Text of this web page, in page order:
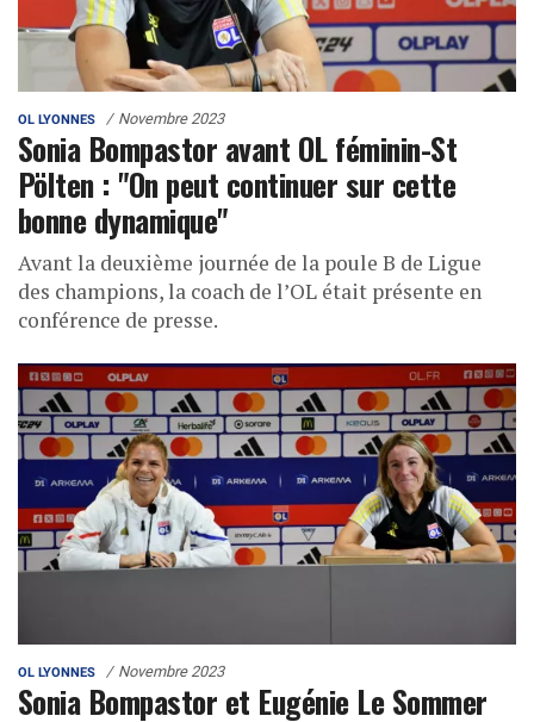
OL LYONNES Novembre 2023
Sonia Bompastor avant OL féminin-St
Pölten : "On peut continuer sur cette
bonne dynamique"
Avant la deuxième journée de la poule B de Ligue
des champions, la coach de l’OL était présente en
conférence de presse.
OL LYONNES Novembre 2023
Sonia Bompastor et Eugénie Le Sommer